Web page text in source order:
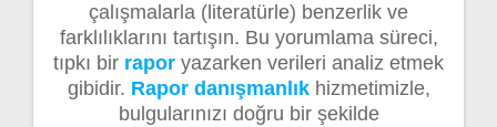
çalışmalarla (literatürle) benzerlik ve
farklılıklarını tartışın. Bu yorumlama süreci,
tıpkı bir rapor yazarken verileri analiz etmek
gibidir. Rapor danışmanlıkhizmetimizle,
bulgularınızı doğru bir şekilde